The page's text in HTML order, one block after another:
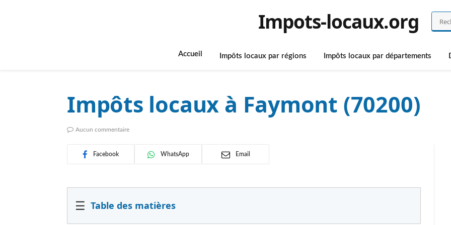
Impots-locaux.org
Accueil Impôts locaux par régions Impôts locaux par départements
Impôts locaux à Faymont (70200)
Aucun commentaire
Facebook WhatsApp Email
☰ Table des matières